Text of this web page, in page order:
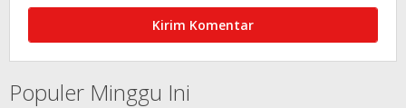
Populer Minggu Ini